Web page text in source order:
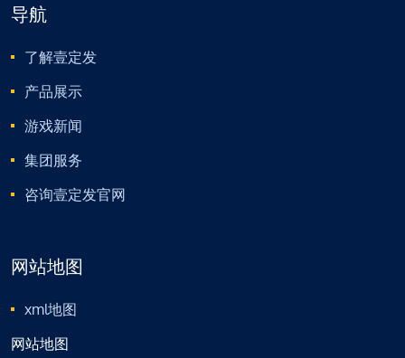
导航
了解壹定发
产品展示
游戏新闻
集团服务
咨询壹定发官网
网站地图
xml地图
网站地图